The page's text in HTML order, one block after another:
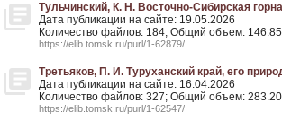
Тульчинский, К. Н. Восточно-Сибирская
Дата публикации на сайте: 19.05.2026
Количество файлов: 184; Общий объем:
https://elib.tomsk.ru/purl/1-62879/
Третьяков, П. И. Туруханский край, его
Дата публикации на сайте: 16.04.2026
Количество файлов: 327; Общий объем:
https://elib.tomsk.ru/purl/1-62547/